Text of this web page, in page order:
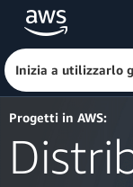
Passa al contenuto
Fai clic
Inizia a utilizzarlo
Progetti in AWS: